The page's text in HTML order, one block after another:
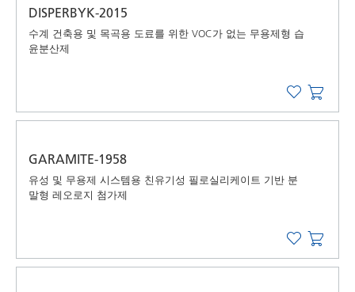
DISPERBYK-2015
수계 건축용 및 목곡용 도료를 위한 VOC가 없는 무용제형 습
윤분산제
GARAMITE-1958
유성 및 무용제 시스템용 친유기성 필로실리케이트 기반 분
말형 레오로지 첨가제